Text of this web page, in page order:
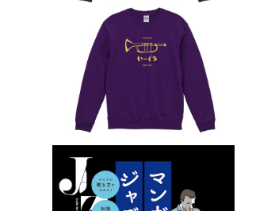
トレーナー[2026]